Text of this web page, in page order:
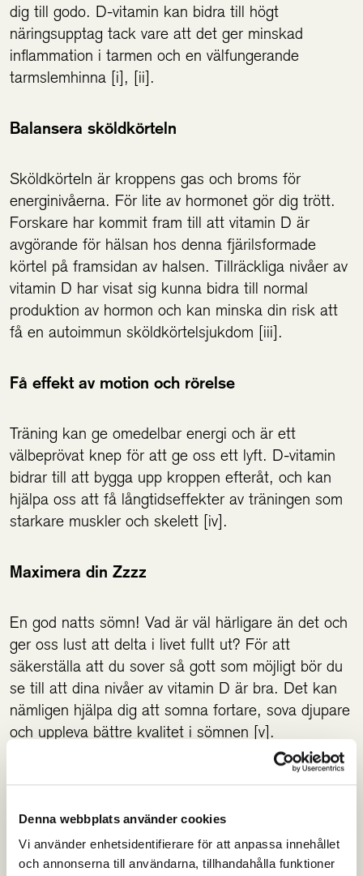
Denna webbplats använder cookies
Vi använder enhetsidentifierare för att anpassa innehållet
och annonserna till användarna, tillhandahålla funktioner
dig till godo. D-vitamin kan bidra till högt
näringsupptag tack vare att det ger minskad
inflammation i tarmen och en välfungerande
tarmslemhinna [i], [ii].
Balansera sköldkörteln
Sköldkörteln är kroppens gas och broms för
energinivåerna. För lite av hormonet gör dig trött.
Forskare har kommit fram till att vitamin D är
avgörande för hälsan hos denna fjärilsformade
körtel på framsidan av halsen. Tillräckliga nivåer av
vitamin D har visat sig kunna bidra till normal
produktion av hormon och kan minska din risk att
få en autoimmun sköldkörtelsjukdom [iii].
Få effekt av motion och rörelse
Träning kan ge omedelbar energi och är ett
välbeprövat knep för att ge oss ett lyft. D-vitamin
bidrar till att bygga upp kroppen efteråt, och kan
hjälpa oss att få långtidseffekter av träningen som
starkare muskler och skelett [iv].
Maximera din Zzzz
En god natts sömn! Vad är väl härligare än det och
ger oss lust att delta i livet fullt ut? För att
säkerställa att du sover så gott som möjligt bör du
se till att dina nivåer av vitamin D är bra. Det kan
nämligen hjälpa dig att somna fortare, sova djupare
och uppleva bättre kvalitet i sömnen [v].
Njut av en energifylld höst!
Referenser: